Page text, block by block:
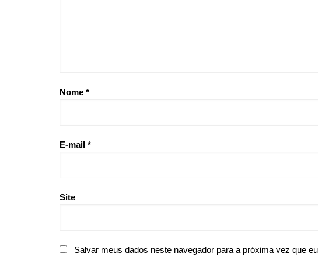
Nome *
E-mail *
Site
Salvar meus dados neste navegador para a próxima vez que